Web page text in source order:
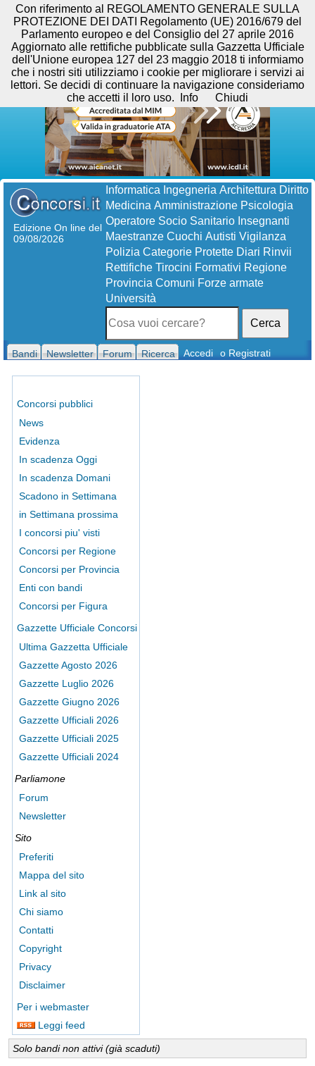
Edizione On line del
09/08/2026
Informatica Ingegneria Architettura Diritto
Medicina Amministrazione Psicologia
Operatore Socio Sanitario Insegnanti
Maestranze Cuochi Autisti Vigilanza
Polizia Categorie Protette Diari Rinvii
Rettifiche Tirocini Formativi Regione
Provincia Comuni Forze armate
Università
Cerca
Bandi Newsletter Forum Ricerca Accedi o Registrati
Concorsi pubblici
News
Evidenza
In scadenza Oggi
In scadenza Domani
Scadono in Settimana
in Settimana prossima
I concorsi piu' visti
Concorsi per Regione
Concorsi per Provincia
Enti con bandi
Concorsi per Figura
Gazzette Ufficiale Concorsi
Ultima Gazzetta Ufficiale
Gazzette Agosto 2026
Gazzette Luglio 2026
Gazzette Giugno 2026
Gazzette Ufficiali 2026
Gazzette Ufficiali 2025
Gazzette Ufficiali 2024
Parliamone
Forum
Newsletter
Sito
Preferiti
Mappa del sito
Link al sito
Chi siamo
Contatti
Copyright
Privacy
Disclaimer
Per i webmaster
Leggi feed
Solo bandi non attivi (già scaduti)
Con riferimento al REGOLAMENTO GENERALE SULLA
PROTEZIONE DEI DATI Regolamento (UE) 2016/679 del
Parlamento europeo e del Consiglio del 27 aprile 2016
Aggiornato alle rettifiche pubblicate sulla Gazzetta Ufficiale
dell'Unione europea 127 del 23 maggio 2018 ti informiamo
che i nostri siti utilizziamo i cookie per migliorare i servizi ai
lettori. Se decidi di continuare la navigazione consideriamo
che accetti il loro uso.
Info Chiudi